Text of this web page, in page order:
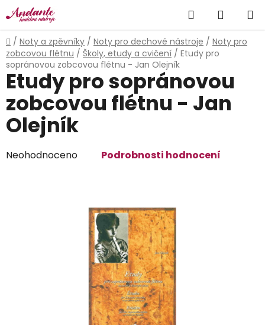
Přejít
na
obsah
Hledat
KOŠÍK
Domů
/ Noty a zpěvníky / Noty pro dechové nástroje / Noty pro
zobcovou flétnu / Školy, etudy a cvičení / Etudy pro
sopránovou zobcovou flétnu - Jan Olejník
Etudy pro sopránovou
zobcovou flétnu - Jan
Olejník
Průměrné
Neohodnoceno Podrobnosti hodnocení